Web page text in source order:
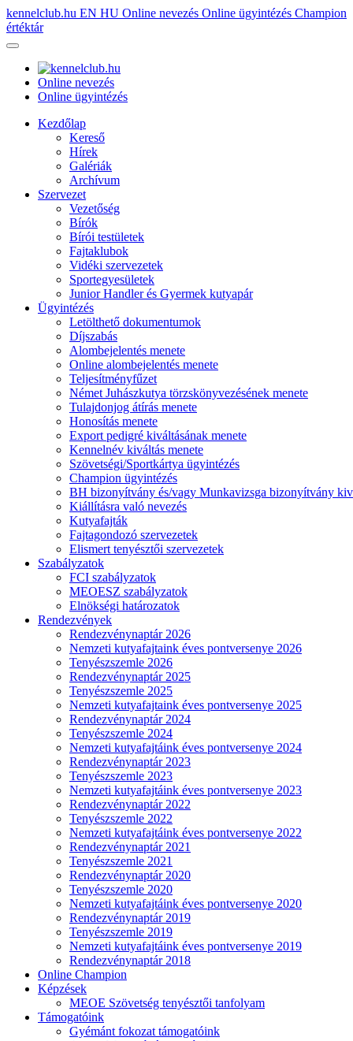
kennelclub.hu EN HU Online nevezés Online ügyintézés Champion
értéktár
Online nevezés
Online ügyintézés
Kezdőlap
Kereső
Hírek
Galériák
Archívum
Szervezet
Vezetőség
Bírók
Bírói testületek
Fajtaklubok
Vidéki szervezetek
Sportegyesületek
Junior Handler és Gyermek kutyapár
Ügyintézés
Letölthető dokumentumok
Díjszabás
Alombejelentés menete
Online alombejelentés menete
Teljesítményfűzet
Német Juhászkutya törzskönyvezésének menete
Tulajdonjog átírás menete
Honosítás menete
Export pedigré kiváltásának menete
Kennelnév kiváltás menete
Szövetségi/Sportkártya ügyintézés
Champion ügyintézés
BH bizonyítvány és/vagy Munkavizsga bizonyítvány
Kiállításra való nevezés
Kutyafajták
Fajtagondozó szervezetek
Elismert tenyésztői szervezetek
Szabályzatok
FCI szabályzatok
MEOESZ szabályzatok
Elnökségi határozatok
Rendezvények
Rendezvénynaptár 2026
Nemzeti kutyafajtaink éves pontversenye 2026
Tenyészszemle 2026
Rendezvénynaptár 2025
Tenyészszemle 2025
Nemzeti kutyafajtaink éves pontversenye 2025
Rendezvénynaptár 2024
Tenyészszemle 2024
Nemzeti kutyafajtáink éves pontversenye 2024
Rendezvénynaptár 2023
Tenyészszemle 2023
Nemzeti kutyafajtáink éves pontversenye 2023
Rendezvénynaptár 2022
Tenyészszemle 2022
Nemzeti kutyafajtáink éves pontversenye 2022
Rendezvénynaptár 2021
Tenyészszemle 2021
Rendezvénynaptár 2020
Tenyészszemle 2020
Nemzeti kutyafajtáink éves pontversenye 2020
Rendezvénynaptár 2019
Tenyészszemle 2019
Nemzeti kutyafajtáink éves pontversenye 2019
Rendezvénynaptár 2018
Online Champion
Képzések
MEOE Szövetség tenyésztői tanfolyam
Támogatóink
Gyémánt fokozat támogatóink